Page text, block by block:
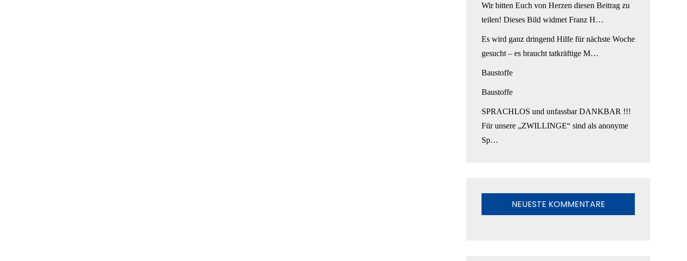
Wir bitten Euch von Herzen diesen Beitrag zu
teilen! Dieses Bild widmet Franz H…
Es wird ganz dringend Hilfe für nächste Woche
gesucht – es braucht tatkräftige M…
Baustoffe
Baustoffe
SPRACHLOS und unfassbar DANKBAR !!!
Für unsere „ZWILLINGE“ sind als anonyme
Sp…
NEUESTE KOMMENTARE